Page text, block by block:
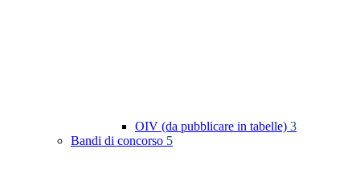
OIV (da pubblicare in tabelle) 3
Bandi di concorso 5